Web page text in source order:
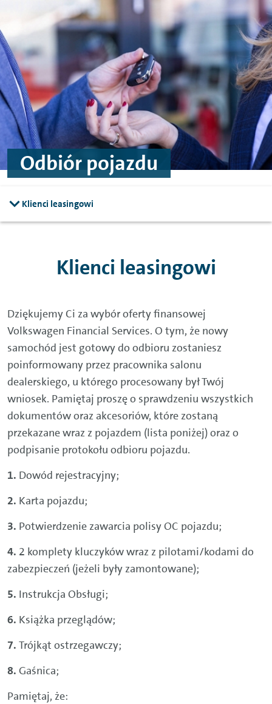
Przejdź do treści
Przejdź do stopki
Odbiór pojazdu
Klienci leasingowi
Klienci leasingowi
Dziękujemy Ci za wybór oferty finansowej
Volkswagen Financial Services. O tym, że nowy
samochód jest gotowy do odbioru zostaniesz
poinformowany przez pracownika salonu
dealerskiego, u którego procesowany był Twój
wniosek. Pamiętaj proszę o sprawdzeniu wszystkich
dokumentów oraz akcesoriów, które zostaną
przekazane wraz z pojazdem (lista poniżej) oraz o
podpisanie protokołu odbioru pojazdu.
Dowód rejestracyjny;
Karta pojazdu;
Potwierdzenie zawarcia polisy OC pojazdu;
2 komplety kluczyków wraz z pilotami/kodami do
zabezpieczeń (jeżeli były zamontowane);
Instrukcja Obsługi;
Książka przeglądów;
Trójkąt ostrzegawczy;
Gaśnica;
Pamiętaj, że: